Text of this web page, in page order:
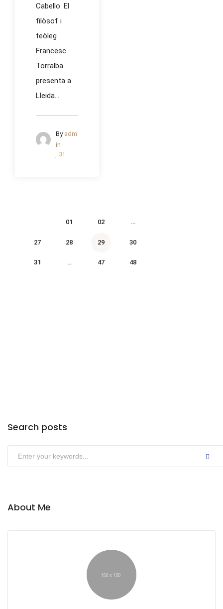
Cabello. El
filòsof i
teòleg
Francesc
Torralba
presenta a
Lleida...
By adm
in
31
01 02 …
27 28 29 30
31 … 47 48
Search posts
About Me